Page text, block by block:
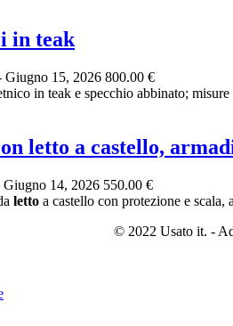
in teak
Giugno 15, 2026 800.00 €
in teak e specchio abbinato;
letto a castello,
Giugno 14, 2026 550.00 €
letto a castello con protezione e scala,
© 2022 Usato it. -